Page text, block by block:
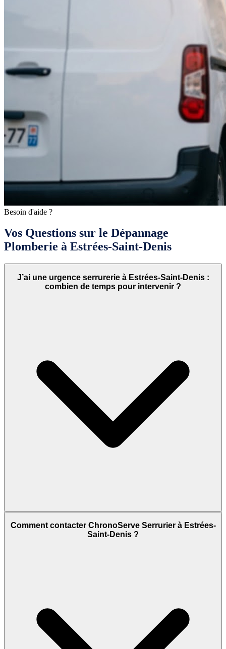
Besoin d'aide ?
Vos Questions sur le Dépannage
Plomberie à Estrées-Saint-Denis
J’ai une urgence serrurerie à Estrées-Saint-Denis :
combien de temps pour intervenir ?
Comment contacter ChronoServe Serrurier à Estrées-
Saint-Denis ?